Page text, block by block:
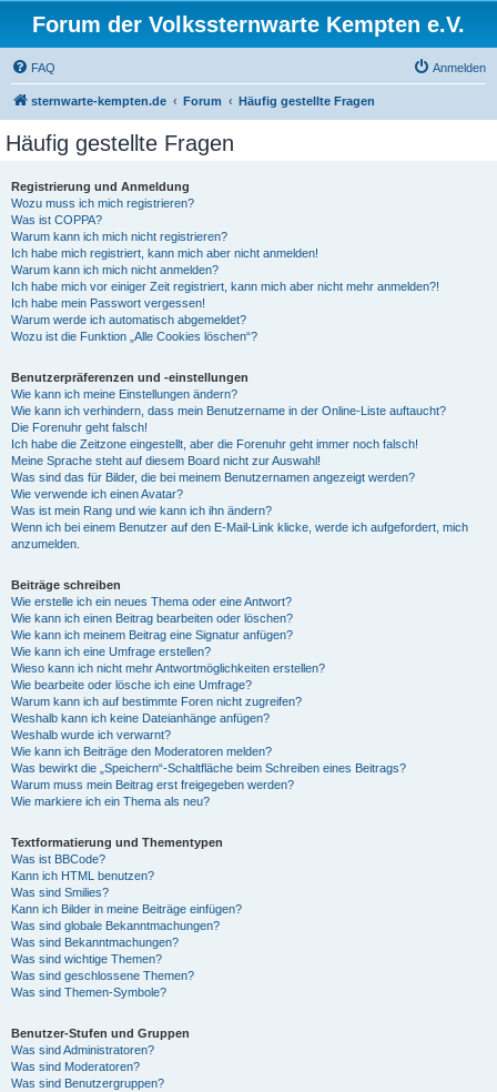
Forum der Volkssternwarte Kempten e.V.
FAQ Anmelden
sternwarte-kempten.de Forum Häufig gestellte Fragen
Häufig gestellte Fragen
Registrierung und Anmeldung
Wozu muss ich mich registrieren?
Was ist COPPA?
Warum kann ich mich nicht registrieren?
Ich habe mich registriert, kann mich aber nicht anmelden!
Warum kann ich mich nicht anmelden?
Ich habe mich vor einiger Zeit registriert, kann mich aber nicht mehr anmelden?!
Ich habe mein Passwort vergessen!
Warum werde ich automatisch abgemeldet?
Wozu ist die Funktion „Alle Cookies löschen“?
Benutzerpräferenzen und -einstellungen
Wie kann ich meine Einstellungen ändern?
Wie kann ich verhindern, dass mein Benutzername in der Online-Liste auftaucht?
Die Forenuhr geht falsch!
Ich habe die Zeitzone eingestellt, aber die Forenuhr geht immer noch falsch!
Meine Sprache steht auf diesem Board nicht zur Auswahl!
Was sind das für Bilder, die bei meinem Benutzernamen angezeigt werden?
Wie verwende ich einen Avatar?
Was ist mein Rang und wie kann ich ihn ändern?
Wenn ich bei einem Benutzer auf den E-Mail-Link klicke, werde ich aufgefordert, mich
anzumelden.
Beiträge schreiben
Wie erstelle ich ein neues Thema oder eine Antwort?
Wie kann ich einen Beitrag bearbeiten oder löschen?
Wie kann ich meinem Beitrag eine Signatur anfügen?
Wie kann ich eine Umfrage erstellen?
Wieso kann ich nicht mehr Antwortmöglichkeiten erstellen?
Wie bearbeite oder lösche ich eine Umfrage?
Warum kann ich auf bestimmte Foren nicht zugreifen?
Weshalb kann ich keine Dateianhänge anfügen?
Weshalb wurde ich verwarnt?
Wie kann ich Beiträge den Moderatoren melden?
Was bewirkt die „Speichern“-Schaltfläche beim Schreiben eines Beitrags?
Warum muss mein Beitrag erst freigegeben werden?
Wie markiere ich ein Thema als neu?
Textformatierung und Thementypen
Was ist BBCode?
Kann ich HTML benutzen?
Was sind Smilies?
Kann ich Bilder in meine Beiträge einfügen?
Was sind globale Bekanntmachungen?
Was sind Bekanntmachungen?
Was sind wichtige Themen?
Was sind geschlossene Themen?
Was sind Themen-Symbole?
Benutzer-Stufen und Gruppen
Was sind Administratoren?
Was sind Moderatoren?
Was sind Benutzergruppen?